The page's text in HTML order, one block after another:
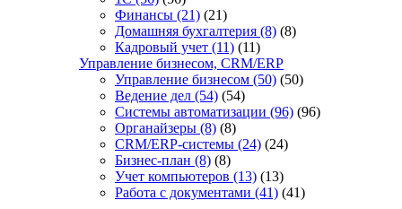
Финансы (21) (21)
Домашняя бухгалтерия (8) (8)
Кадровый учет (11) (11)
Управление бизнесом, CRM/ERP
Управление бизнесом (50) (50)
Ведение дел (54) (54)
Системы автоматизации (96) (96)
Органайзеры (8) (8)
CRM/ERP-системы (24) (24)
Бизнес-план (8) (8)
Учет компьютеров (13) (13)
Работа с документами (41) (41)